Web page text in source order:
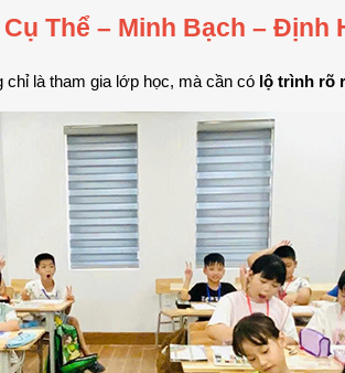
Thể – Minh Bạch – Định
chỉ là tham gia lớp học, mà cần có lộ trình rõ